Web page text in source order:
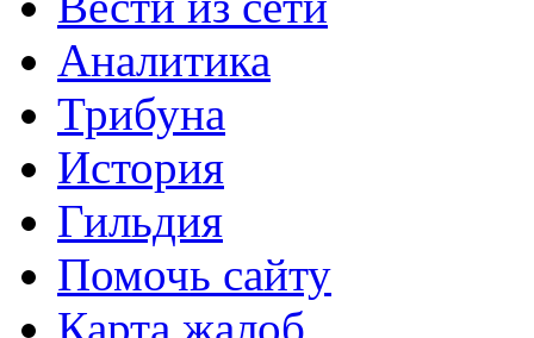
Аналитика
Трибуна
История
Гильдия
Помочь сайту